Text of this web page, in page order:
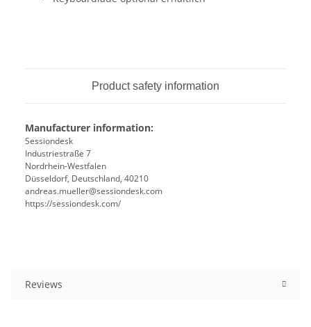
Product safety information
Manufacturer information:
Sessiondesk
Industriestraße 7
Nordrhein-Westfalen
Düsseldorf, Deutschland, 40210
andreas.mueller@sessiondesk.com
https://sessiondesk.com/
Reviews